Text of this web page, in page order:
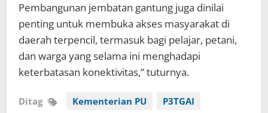
Pembangunan jembatan gantung juga dinilai
penting untuk membuka akses masyarakat di
daerah terpencil, termasuk bagi pelajar, petani,
dan warga yang selama ini menghadapi
keterbatasan konektivitas,” tuturnya.
Ditag Kementerian PU P3TGAI